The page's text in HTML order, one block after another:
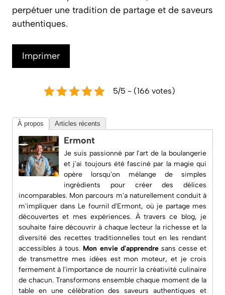
perpétuer une tradition de partage et de saveurs
authentiques.
Imprimer
5/5 - (166 votes)
À propos Articles récents
Ermont
Je suis passionné par l'art de la boulangerie
et j'ai toujours été fasciné par la magie qui
opère lorsqu'on mélange de simples
ingrédients pour créer des délices
incomparables. Mon parcours m'a naturellement conduit à
m'impliquer dans Le fournil d'Ermont, où je partage mes
découvertes et mes expériences. À travers ce blog, je
souhaite faire découvrir à chaque lecteur la richesse et la
diversité des recettes traditionnelles tout en les rendant
accessibles à tous. Mon envie d'apprendresans cesse et
de transmettre mes idées est mon moteur, et je crois
fermement à l'importance de nourrir la créativité culinaire
de chacun. Transformons ensemble chaque moment de la
table en une célébration des saveurs authentiques et